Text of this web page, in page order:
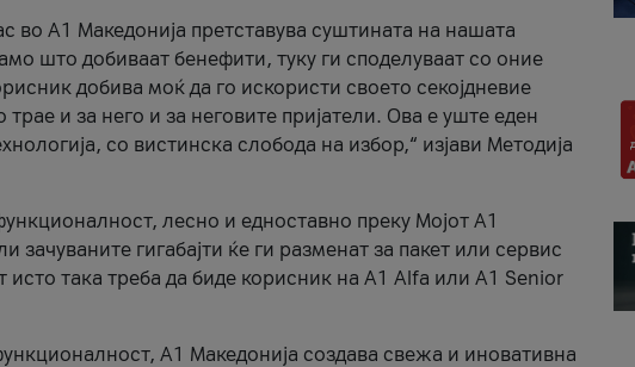
во А1 Македонија претставува суштината на нашата
што добиваат бенефити, туку ги споделуваат со оние
добива моќ да го искористи своето секојдневие
и за него и за неговите пријатели. Ова е уште еден
со вистинска слобода на избор,“ изјави Методија
лесно и едноставно преку Мојот А1
гигабајти ќе ги разменат за пакет или сервис
исто така треба да биде корисник на А1 Alfa или A1 Senior
А1 Македонија создава свежа и иновативна